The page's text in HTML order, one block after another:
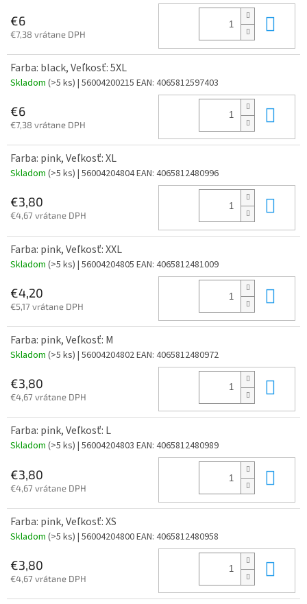
€6
€7,38 vrátane DPH
Farba: black, Veľkosť: 5XL
Skladom (>5 ks) | 56004200215 EAN: 4065812597403
€6
€7,38 vrátane DPH
Farba: pink, Veľkosť: XL
Skladom (>5 ks) | 56004204804EAN: 4065812480996
€3,80
€4,67 vrátane DPH
Farba: pink, Veľkosť: XXL
Skladom (>5 ks) | 56004204805 EAN: 4065812481009
€4,20
€5,17 vrátane DPH
Farba: pink, Veľkosť: M
Skladom (>5 ks) | 56004204802EAN: 4065812480972
€3,80
€4,67 vrátane DPH
Farba: pink, Veľkosť: L
Skladom (>5 ks) | 56004204803 EAN: 4065812480989
€3,80
€4,67 vrátane DPH
Farba: pink, Veľkosť: XS
Skladom (>5 ks) | 56004204800EAN: 4065812480958
€3,80
€4,67 vrátane DPH